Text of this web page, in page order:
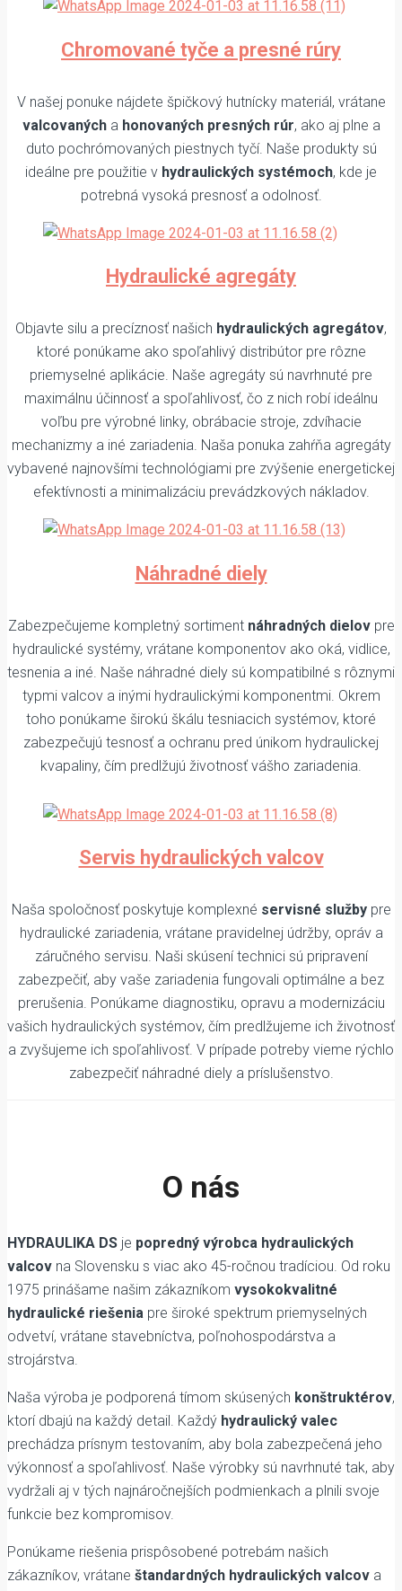
Chromované tyče a presné rúry
V našej ponuke nájdete špičkový hutnícky materiál, vrátane
valcovanýcha honovaných presných rúr, ako aj plne a
duto pochrómovaných piestnych tyčí. Naše produkty sú
ideálne pre použitie v hydraulických systémoch, kde je
potrebná vysoká presnosť a odolnosť.
Hydraulické agregáty
Objavte silu a precíznosť našich hydraulických agregátov,
ktoré ponúkame ako spoľahlivý distribútor pre rôzne
priemyselné aplikácie. Naše agregáty sú navrhnuté pre
maximálnu účinnosť a spoľahlivosť, čo z nich robí ideálnu
voľbu pre výrobné linky, obrábacie stroje, zdvíhacie
mechanizmy a iné zariadenia. Naša ponuka zahŕňa agregáty
vybavené najnovšími technológiami pre zvýšenie energetickej
efektívnosti a minimalizáciu prevádzkových nákladov.
Náhradné diely
Zabezpečujeme kompletný sortiment náhradných dielovpre
hydraulické systémy, vrátane komponentov ako oká, vidlice,
tesnenia a iné. Naše náhradné diely sú kompatibilné s rôznymi
typmi valcov a inými hydraulickými komponentmi. Okrem
toho ponúkame širokú škálu tesniacich systémov, ktoré
zabezpečujú tesnosť a ochranu pred únikom hydraulickej
kvapaliny, čím predlžujú životnosť vášho zariadenia.
Servis hydraulických valcov
Naša spoločnosť poskytuje komplexné servisné službypre
hydraulické zariadenia, vrátane pravidelnej údržby, opráv a
záručného servisu. Naši skúsení technici sú pripravení
zabezpečiť, aby vaše zariadenia fungovali optimálne a bez
prerušenia. Ponúkame diagnostiku, opravu a modernizáciu
vašich hydraulických systémov, čím predlžujeme ich životnosť
a zvyšujeme ich spoľahlivosť. V prípade potreby vieme rýchlo
zabezpečiť náhradné diely a príslušenstvo.
O nás
HYDRAULIKA DS je popredný výrobca hydraulických
valcov na Slovensku s viac ako 45-ročnou tradíciou. Od roku
1975 prinášame našim zákazníkom vysokokvalitné
hydraulické riešenia pre široké spektrum priemyselných
odvetví, vrátane stavebníctva, poľnohospodárstva a
strojárstva.
Naša výroba je podporená tímom skúsených konštruktérov,
ktorí dbajú na každý detail. Každý hydraulický valec
prechádza prísnym testovaním, aby bola zabezpečená jeho
výkonnosť a spoľahlivosť. Naše výrobky sú navrhnuté tak, aby
vydržali aj v tých najnáročnejších podmienkach a plnili svoje
funkcie bez kompromisov.
Ponúkame riešenia prispôsobené potrebám našich
zákazníkov, vrátane štandardných hydraulických valcov a